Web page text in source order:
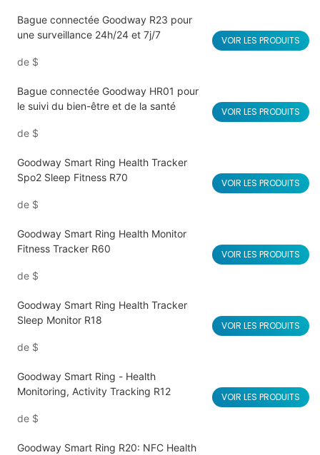
Bague connectée Goodway R23 pour
une surveillance 24h/24 et 7j/7
de $
VOIR LES PRODUITS
Bague connectée Goodway HR01 pour
le suivi du bien-être et de la santé
de $
VOIR LES PRODUITS
Goodway Smart Ring Health Tracker
Spo2 Sleep Fitness R70
de $
VOIR LES PRODUITS
Goodway Smart Ring Health Monitor
Fitness Tracker R60
de $
VOIR LES PRODUITS
Goodway Smart Ring Health Tracker
Sleep Monitor R18
de $
VOIR LES PRODUITS
Goodway Smart Ring - Health
Monitoring, Activity Tracking R12
de $
VOIR LES PRODUITS
Goodway Smart Ring R20: NFC Health